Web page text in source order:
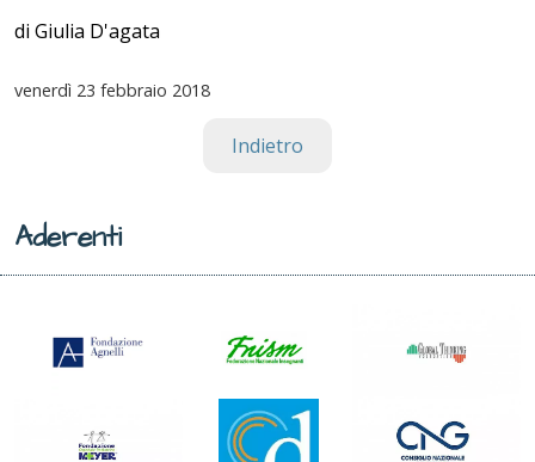
di Giulia D'agata
venerdì 23 febbraio 2018
Indietro
Aderenti